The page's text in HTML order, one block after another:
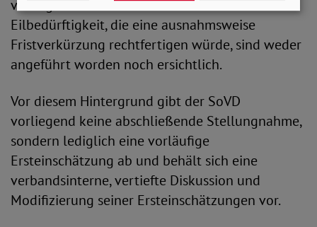
vorliegend nicht um. Eine besondere
Eilbedürftigkeit, die eine ausnahmsweise
Fristverkürzung rechtfertigen würde, sind weder
angeführt worden noch ersichtlich.
Vor diesem Hintergrund gibt der SoVD
vorliegend keine abschließende Stellungnahme,
sondern lediglich eine vorläufige
Ersteinschätzung ab und behält sich eine
verbandsinterne, vertiefte Diskussion und
Modifizierung seiner Ersteinschätzungen vor.